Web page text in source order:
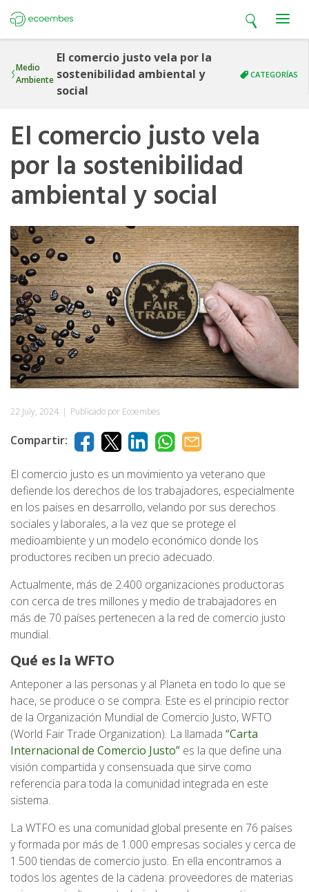
Open search
Open
Medio
Ambiente
El comercio justo vela por la
sostenibilidad ambiental y
social
CATEGORÍAS
El comercio justo vela
por la sostenibilidad
ambiental y social
22 July, 2024 | Publicado por Ecoembes
Compartir:
El comercio justo es un movimiento ya veterano que
defiende los derechos de los trabajadores, especialmente
en los paises en desarrollo, velando por sus derechos
sociales y laborales, a la vez que se protege el
medioambiente y un modelo económico donde los
productores reciben un precio adecuado.
Actualmente, más de 2.400 organizaciones productoras
con cerca de tres millones y medio de trabajadores en
más de 70 países pertenecen a la red de comercio justo
mundial.
Qué es la WFTO
Anteponer a las personas y al Planeta en todo lo que se
hace, se produce o se compra. Este es el principio rector
de la Organización Mundial de Comercio Justo, WFTO
(World Fair Trade Organization). La llamada “Carta
Internacional de Comercio Justo” es la que define una
visión compartida y consensuada que sirve como
referencia para toda la comunidad integrada en este
sistema.
La WTFO es una comunidad global presente en 76 países
y formada por más de 1.000 empresas sociales y cerca de
1.500 tiendas de comercio justo. En ella encontramos a
todos los agentes de la cadena: proveedores de materias